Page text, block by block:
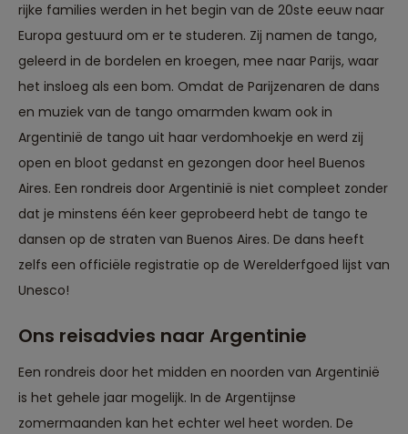
rijke families werden in het begin van de 20ste eeuw naar
Europa gestuurd om er te studeren. Zij namen de tango,
geleerd in de bordelen en kroegen, mee naar Parijs, waar
het insloeg als een bom. Omdat de Parijzenaren de dans
en muziek van de tango omarmden kwam ook in
Argentinië de tango uit haar verdomhoekje en werd zij
open en bloot gedanst en gezongen door heel Buenos
Aires. Een rondreis door Argentinië is niet compleet zonder
dat je minstens één keer geprobeerd hebt de tango te
dansen op de straten van Buenos Aires. De dans heeft
zelfs een officiële registratie op de Werelderfgoed lijst van
Unesco!
Ons reisadvies naar Argentinie
Een rondreis door het midden en noorden van Argentinië
is het gehele jaar mogelijk. In de Argentijnse
zomermaanden kan het echter wel heet worden. De